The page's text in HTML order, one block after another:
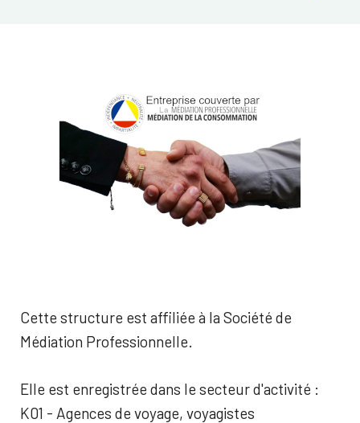
Cette structure est affiliée à la Société de
Médiation Professionnelle.
Elle est enregistrée dans le secteur d'activité :
K01 - Agences de voyage, voyagistes